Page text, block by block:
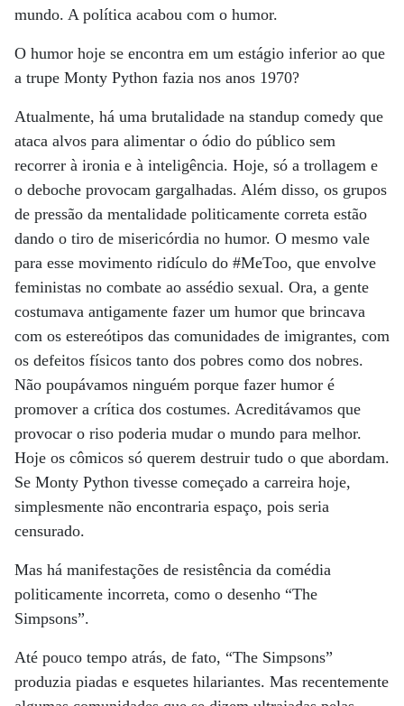
mundo. A política acabou com o humor.
O humor hoje se encontra em um estágio inferior ao que
a trupe Monty Python fazia nos anos 1970?
Atualmente, há uma brutalidade na standup comedy que
ataca alvos para alimentar o ódio do público sem
recorrer à ironia e à inteligência. Hoje, só a trollagem e
o deboche provocam gargalhadas. Além disso, os grupos
de pressão da mentalidade politicamente correta estão
dando o tiro de misericórdia no humor. O mesmo vale
para esse movimento ridículo do #MeToo, que envolve
feministas no combate ao assédio sexual. Ora, a gente
costumava antigamente fazer um humor que brincava
com os estereótipos das comunidades de imigrantes, com
os defeitos físicos tanto dos pobres como dos nobres.
Não poupávamos ninguém porque fazer humor é
promover a crítica dos costumes. Acreditávamos que
provocar o riso poderia mudar o mundo para melhor.
Hoje os cômicos só querem destruir tudo o que abordam.
Se Monty Python tivesse começado a carreira hoje,
simplesmente não encontraria espaço, pois seria
censurado.
Mas há manifestações de resistência da comédia
politicamente incorreta, como o desenho “The
Simpsons”.
Até pouco tempo atrás, de fato, “The Simpsons”
produzia piadas e esquetes hilariantes. Mas recentemente